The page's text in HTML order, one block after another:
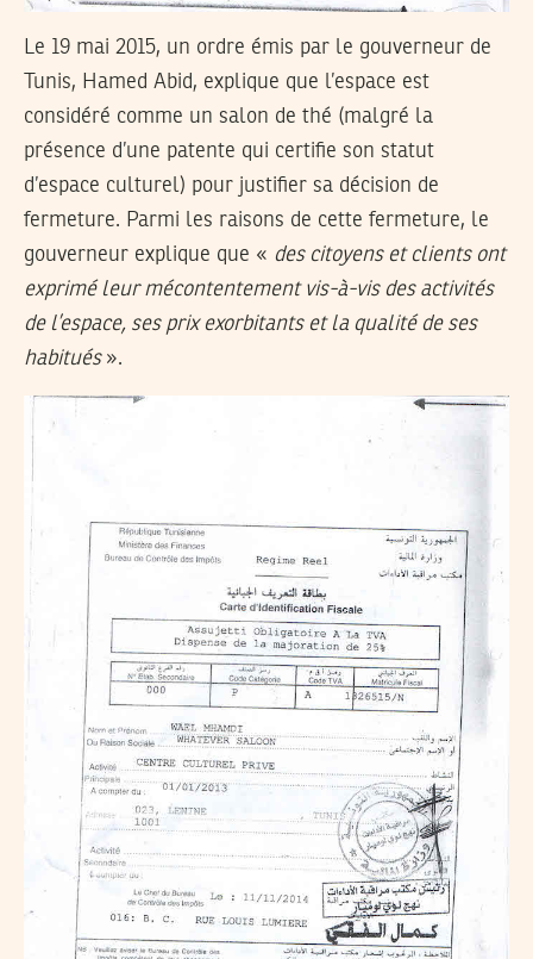
Le 19 mai 2015, un ordre émis par le gouverneur de
Tunis, Hamed Abid, explique que l’espace est
considéré comme un salon de thé (malgré la
présence d’une patente qui certifie son statut
d’espace culturel) pour justifier sa décision de
fermeture. Parmi les raisons de cette fermeture, le
gouverneur explique que « des citoyens et clients ont
exprimé leur mécontentement vis-à-vis des activités
de l’espace, ses prix exorbitants et la qualité de ses
habitués ».